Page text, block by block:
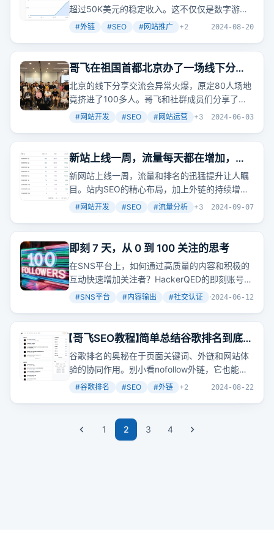
超过50K美元的稳定收入。这不仅仅是数字游
戏，而是对市场需求的深入挖掘和精心策划的宣
#外链 #SEO #网站推广 +2 2024-08-20
哥飞在祖国首都北京办了一场线下分享
交流会
北京的线下分享交流会异常火爆，原定80人场地
竟挤进了100多人。哥飞和社群成员们分享了如
何从零开始AI出海，实现网站流量和收入的双增
#网站开发 #SEO #网站运营 +3 2024-06-03
新站上线一周，流量每天都在增加，哥
飞又来给社群里的朋友们打鸡血了
新网站上线一周，流量和排名的迅猛提升让人瞩
目。站内SEO的精心布局，加上外链的持续增
加，使得网站关键词排名迅速上升，点击量也随
现了小机会中蕴含的巨大潜力。
#网站开发 #SEO #流量分析 +3 2024-09-07
即刻 7 天，从 0 到 100 关注的思考
在SNS平台上，如何通过高质量的内容和积极的
互动快速增加关注者？HackerQED的即刻账号在
7天内从0增长到100个关注，他分享了背后的行
#SNS平台 #内容输出 #社交认证 +2
2024-06-12
【哥飞SEO教程】简单总结谷歌排名到底怎
么回事；Nofollow 外链也别嫌弃，对于
权重提升有作用
谷歌排名的奥秘在于页面关键词、外链和网站体
验的协同作用。别小看nofollow外链，它也能助
你一臂之力。
#谷歌排名 #SEO #外链 +2 2024-08-22
1 2 3 4